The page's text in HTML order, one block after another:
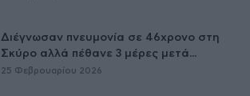
Διέγνωσαν πνευμονία σε 46χρονο στη
Σκύρο αλλά πέθανε 3 μέρες μετά...
25 Φεβρουαρίου 2026